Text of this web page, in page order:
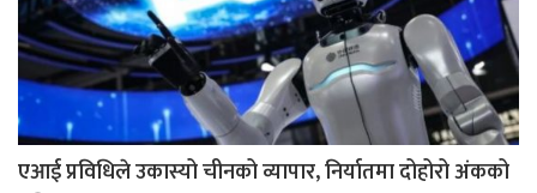
एआई प्रविधिले उकास्यो चीनको व्यापार, निर्यातमा दोहोरो अंकको